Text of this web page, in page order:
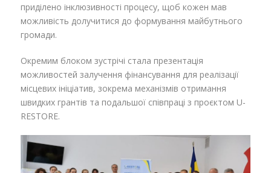
приділено інклюзивності процесу, щоб кожен мав
можливість долучитися до формування майбутнього
громади.
Окремим блоком зустрічі стала презентація
можливостей залучення фінансування для реалізації
місцевих ініціатив, зокрема механізмів отримання
швидких грантів та подальшої співпраці з проєктом U-
RESTORE.